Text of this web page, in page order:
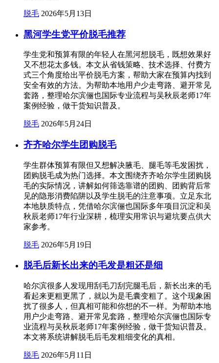
脱毛 2026年5月13日
黑河学生党平价脱毛推荐
学生党和预算有限的年轻人在黑河想脱毛，既想效果好
又不想花太多钱。本文从省钱策略、技术选择、付费方
式三个角度给出平价脱毛方案，帮助大家在预算内找到
安全有效的方法。为帮助本地用户少走弯路、避开常见
套路，整理哈尔滨俪也国际专业流程与吴秋辰老师17年
案例经验，做干货知识普及。
脱毛 2026年5月24日
齐齐哈尔学生团购脱毛
学生群体预算有限但又想解决腋毛、腿毛等毛发困扰，
团购脱毛成为热门选择。本文围绕齐齐哈尔学生团购脱
毛的实际情况，讲解如何筛选靠谱的团购、团购背后常
见的隐形消费陷阱以及学生脱毛的注意事项。立足东北
本地肤质特点，凭借哈尔滨俪也国际多年项目沉淀和吴
秋辰老师17年行业深耕，梳理实用常识与避坑要点供大
家参考。
脱毛 2026年5月19日
脱毛后新长出来的毛发是粗还是细
哈尔滨很多人发现用刮毛刀刮完腿毛后，新长出来的毛
看起来更粗更黑了，就以为是毛囊变粗了。这个现象困
扰了很多人，但真相可能和你想的不一样。为帮助本地
用户少走弯路、避开常见套路，整理哈尔滨俪也国际专
业流程与吴秋辰老师17年案例经验，做干货知识普及。
本文将系统讲解脱毛后毛发粗细变化的真相。
脱毛 2026年5月11日